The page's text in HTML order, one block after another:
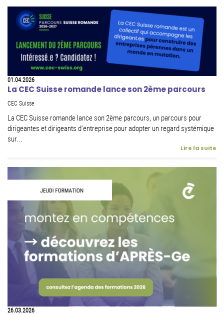
01.04.2026
La CEC Suisse romande lance son 2ème parcours
CEC Suisse
La CEC Suisse romande lance son 2ème parcours, un parcours pour
dirigeantes et dirigeants d'entreprise pour adopter un regard systémique
sur...
Lire la suite
26.03.2026